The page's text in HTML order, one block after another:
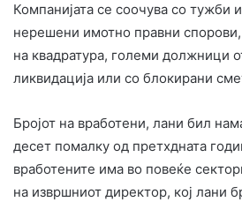
Компанијата се соочува со тужби
нерешени имотно правни
на квадратура, големи должници
ликвидација или со блокирани
Бројот на вработени, лани бил
десет помалку од претхдната
вработените има во повеќе
на извршниот директор, кој лани